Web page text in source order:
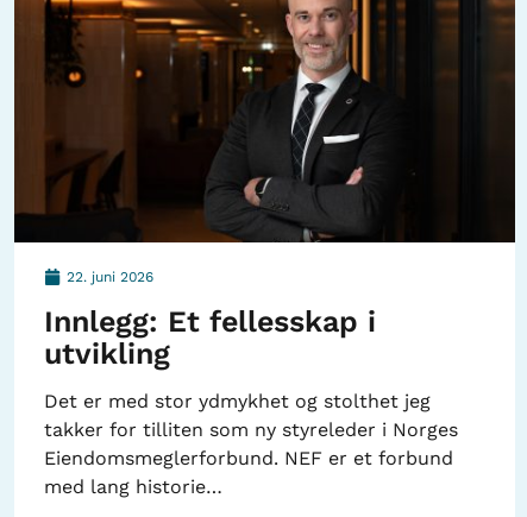
22. juni 2026
Innlegg: Et fellesskap i
utvikling
Det er med stor ydmykhet og stolthet jeg
takker for tilliten som ny styreleder i Norges
Eiendomsmeglerforbund. NEF er et forbund
med lang historie…